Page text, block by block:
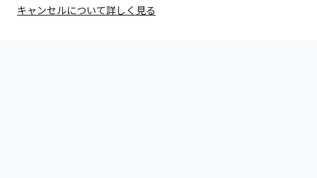
【遅刻時の対応について】
キャンセルについて詳しく見る